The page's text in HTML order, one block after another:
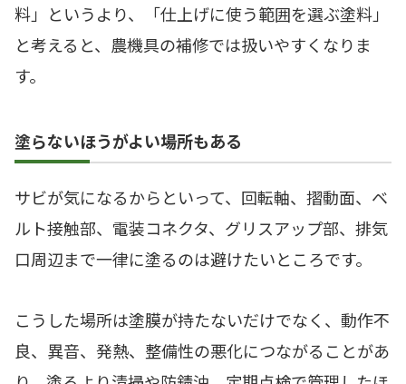
料」というより、「仕上げに使う範囲を選ぶ塗料」
と考えると、農機具の補修では扱いやすくなりま
す。
塗らないほうがよい場所もある
サビが気になるからといって、回転軸、摺動面、ベ
ルト接触部、電装コネクタ、グリスアップ部、排気
口周辺まで一律に塗るのは避けたいところです。
こうした場所は塗膜が持たないだけでなく、動作不
良、異音、発熱、整備性の悪化につながることがあ